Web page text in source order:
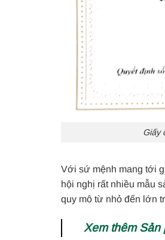
Giấy
Với sứ mệnh mang tới
hội nghị rất nhiều mẫu
quy mô từ nhỏ đến lớn
Xem thêm Sản